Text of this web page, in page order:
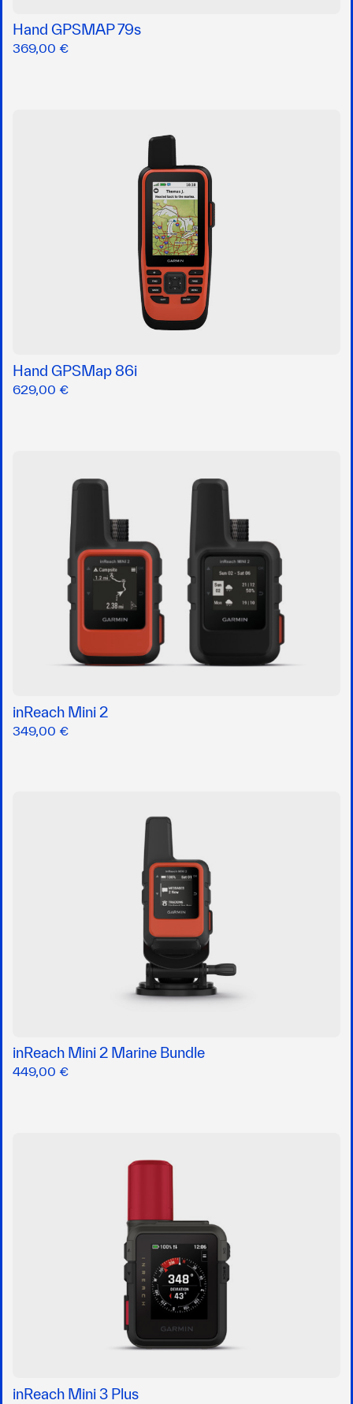
Hand GPSMAP 79s
369,00 €
Hand GPSMap 86i
629,00 €
inReach Mini 2
349,00 €
inReach Mini 2 Marine Bundle
449,00 €
inReach Mini 3 Plus